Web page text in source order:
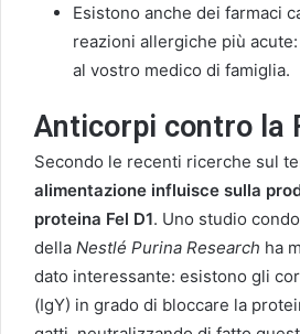
Esistono anche dei farmaci
reazioni allergiche più
al vostro medico di famiglia.
Anticorpi contro la
Secondo le recenti ricerche sul
alimentazione influisce sulla
proteina Fel D1. Uno studio
della Nestlé Purina Research ha
dato interessante: esistono gli
(IgY) in grado di bloccare la